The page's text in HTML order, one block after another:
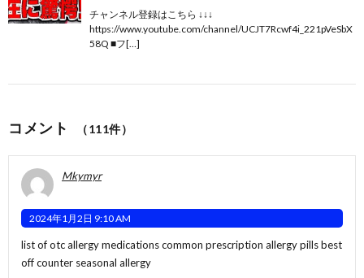
チャンネル登録はこちら ↓↓↓
https://www.youtube.com/channel/UCJT7Rcwf4i_221pVeSbX
58Q ■フ[…]
コメント （111件）
Mkymyr
2024年1月2日 9:10 AM
list of otc allergy medicationscommon prescription allergy pillsbest
off counter seasonal allergy